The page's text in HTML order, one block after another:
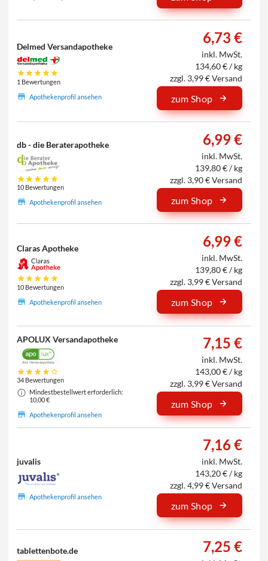
Delmed Versandapotheke
1 Bewertungen
Apothekenprofil ansehen
6,73 €
inkl. MwSt.
134,60 € / kg
zzgl. 3,99 € Versand
zum Shop
db - die Beraterapotheke
10 Bewertungen
Apothekenprofil ansehen
6,99 €
inkl. MwSt.
139,80 € / kg
zzgl. 3,90 € Versand
zum Shop
Claras Apotheke
10 Bewertungen
Apothekenprofil ansehen
6,99 €
inkl. MwSt.
139,80 € / kg
zzgl. 3,99 € Versand
zum Shop
APOLUX Versandapotheke
34 Bewertungen
Mindestbestellwert erforderlich:
10,00 €
Apothekenprofil ansehen
7,15 €
inkl. MwSt.
143,00 € / kg
zzgl. 3,99 € Versand
zum Shop
juvalis
Apothekenprofil ansehen
7,16 €
inkl. MwSt.
143,20 € / kg
zzgl. 4,99 € Versand
zum Shop
tablettenbote.de 7,25 €